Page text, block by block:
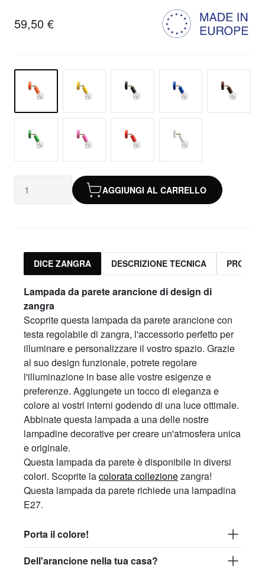
59,50 €
AGGIUNGI AL CARRELLO
DICE ZANGRA DESCRIZIONE TECNICA
Lampada da parete arancione di design di
zangra
Scoprite questa lampada da parete arancione con
testa regolabile di zangra, l'accessorio perfetto per
illuminare e personalizzare il vostro spazio. Grazie
al suo design funzionale, potrete regolare
l'illuminazione in base alle vostre esigenze e
preferenze. Aggiungete un tocco di eleganza e
colore ai vostri interni godendo di una luce ottimale.
Abbinate questa lampada a una delle nostre
lampadine decorative per creare un'atmosfera unica
e originale.
Questa lampada da parete è disponibile in diversi
colori. Scoprite lacolorata collezionezangra!
Questa lampada da parete richiede una lampadina
E27.
Porta il colore!
Dell'arancione nella tua casa?